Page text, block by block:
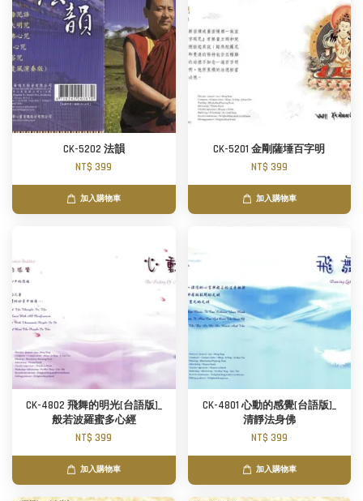
CK-5202 法韻
NT$ 399
加入購物車
CK-5201 金剛薩埵百字明
NT$ 399
加入購物車
CK-4802 飛舞的明光[台語版]_
般若波羅蜜多心經
NT$ 399
加入購物車
CK-4801 心動的感覺[台語版]_
清靜法身佛
NT$ 399
加入購物車